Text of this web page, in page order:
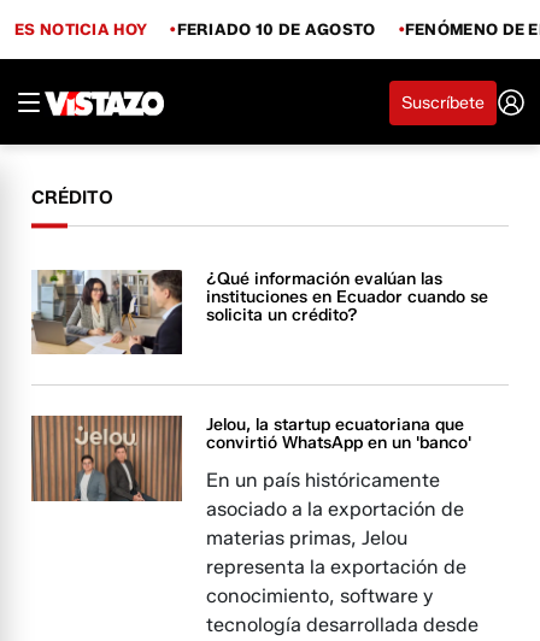
ES NOTICIA HOY FERIADO 10 DE AGOSTO FENÓMENO DE
Suscríbete
CRÉDITO
¿Qué información evalúan las
instituciones en Ecuador cuando se
solicita un crédito?
Jelou, la startup ecuatoriana que
convirtió WhatsApp en un 'banco'
En un país históricamente
asociado a la exportación de
materias primas, Jelou
representa la exportación de
conocimiento, software y
tecnología desarrollada desde